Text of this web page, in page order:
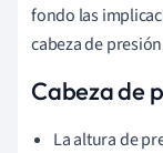
fondo las
cabeza de
Cabeza de
La altura de